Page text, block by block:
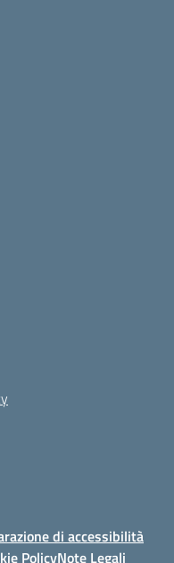
di accessibilità
PolicyNote Legali